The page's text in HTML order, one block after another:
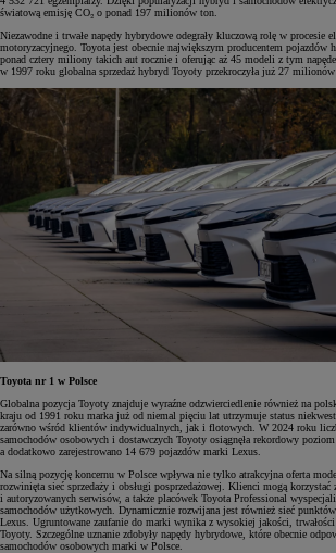
światową emisję CO₂ o ponad 197 milionów ton.
Niezawodne i trwałe napędy hybrydowe odegrały kluczową rolę w procesie
motoryzacyjnego. Toyota jest obecnie największym producentem pojazdów
ponad cztery miliony takich aut rocznie i oferując aż 45 modeli z tym
w 1997 roku globalna sprzedaż hybryd Toyoty przekroczyła już 27 milionów
Toyota nr 1 w Polsce
Globalna pozycja Toyoty znajduje wyraźne odzwierciedlenie również na
kraju od 1991 roku marka już od niemal pięciu lat utrzymuje status
zarówno wśród klientów indywidualnych, jak i flotowych. W 2024 roku
samochodów osobowych i dostawczych Toyoty osiągnęła rekordowy
a dodatkowo zarejestrowano 14 679 pojazdów marki Lexus.
Na silną pozycję koncernu w Polsce wpływa nie tylko atrakcyjna oferta
rozwinięta sieć sprzedaży i obsługi posprzedażowej. Klienci mogą korzystać
i autoryzowanych serwisów, a także placówek Toyota Professional
samochodów użytkowych. Dynamicznie rozwijana jest również sieć
Lexus. Ugruntowane zaufanie do marki wynika z wysokiej jakości,
Toyoty. Szczególne uznanie zdobyły napędy hybrydowe, które obecnie
samochodów osobowych marki w Polsce.